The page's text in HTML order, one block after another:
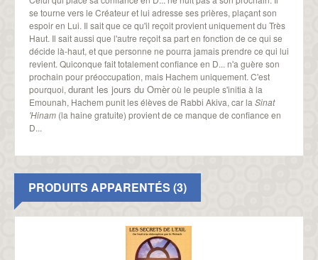
se tourne vers le Créateur et lui adresse ses prières, plaçant son
espoir en Lui. Il sait que ce qu'il reçoit provient uniquement du Très
Haut. Il sait aussi que l'autre reçoit sa part en fonction de ce qui se
décide là-haut, et que personne ne pourra jamais prendre ce qui lui
revient. Quiconque fait totalement confiance en D... n'a guère son
prochain pour préoccupation, mais Hachem uniquement. C'est
pourquoi, durant les jours du Omèroù le peuple s'initia à la
Emounah, Hachem punit les élèves de Rabbi Akiva, car la Sinat
'Hinam (la haine gratuite) provient de ce manque de confiance en
D...
PRODUITS APPARENTÉS (3)